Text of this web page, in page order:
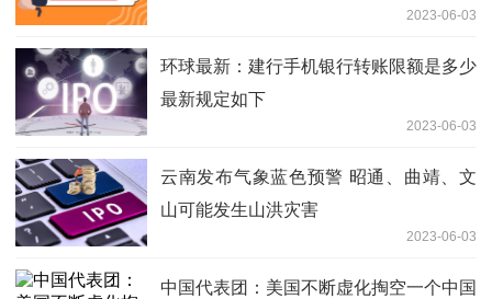
2023-06-03
环球最新：建行手机银行转账限额是多少
最新规定如下
2023-06-03
云南发布气象蓝色预警 昭通、曲靖、文
山可能发生山洪灾害
2023-06-03
中国代表团：美国不断虚化掏空一个中国